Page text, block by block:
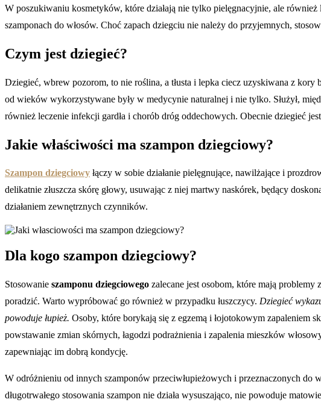
W poszukiwaniu kosmetyków, które działają nie tylko pielęgnacyjnie, ale
szamponach do włosów. Choć zapach dziegciu nie należy do przyjemnych,
Czym jest dziegieć?
Dziegieć, wbrew pozorom, to nie roślina, a tłusta i lepka ciecz uzyskiwana z
od wieków wykorzystywane były w medycynie naturalnej i nie tylko. Służył,
również leczenie infekcji gardła i chorób dróg oddechowych. Obecnie dziegieć
Jakie właściwości ma szampon dziegciowy?
Szampon dziegciowy łączy w sobie działanie pielęgnujące, nawilżające i
delikatnie złuszcza skórę głowy, usuwając z niej martwy naskórek, będący
działaniem zewnętrznych czynników.
Dla kogo szampon dziegciowy?
Stosowanie szamponu dziegciowego zalecane jest osobom, które mają problemy
poradzić. Warto wypróbować go również w przypadku łuszczycy. Dziegieć
powoduje łupież. Osoby, które borykają się z egzemą i łojotokowym zapaleniem
powstawanie zmian skórnych, łagodzi podrażnienia i zapalenia mieszków
zapewniając im dobrą kondycję.
W odróżnieniu od innych szamponów przeciwłupieżowych i przeznaczonych do
długotrwałego stosowania szampon nie działa wysuszająco, nie powoduje